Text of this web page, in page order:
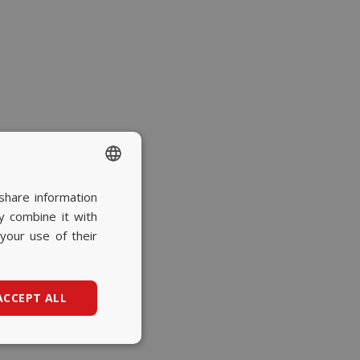
SPANISH
BASQUE
information
combine it with
use of their
ALL